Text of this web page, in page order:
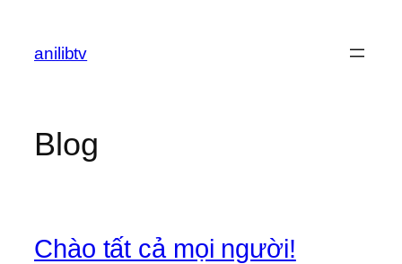
phầnanilibtv
Blog
Chào tất cả mọi người!